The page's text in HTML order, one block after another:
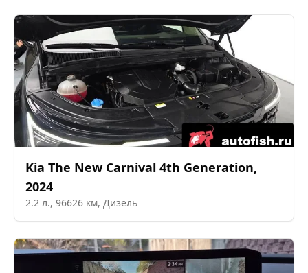
Kia The New Carnival 4th Generation,
2024
2.2 л., 96626 км, Дизель